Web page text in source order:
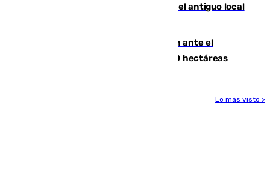
Centro de Málaga: la Tagliatella abre en el antiguo local
Moreno pide extremar la precaución ante el
incendio de Niebla, que supera las 4.000 hectáreas
Lo más visto >